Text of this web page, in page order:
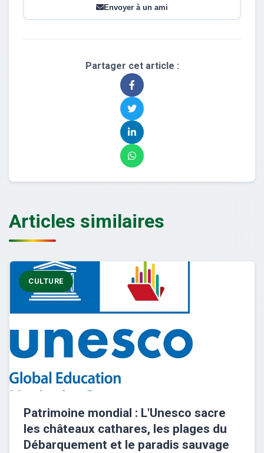
Envoyer à un ami
Partager cet article :
Articles similaires
CULTURE
Patrimoine mondial : L'Unesco sacre
les châteaux cathares, les plages du
Débarquement et le paradis sauvage